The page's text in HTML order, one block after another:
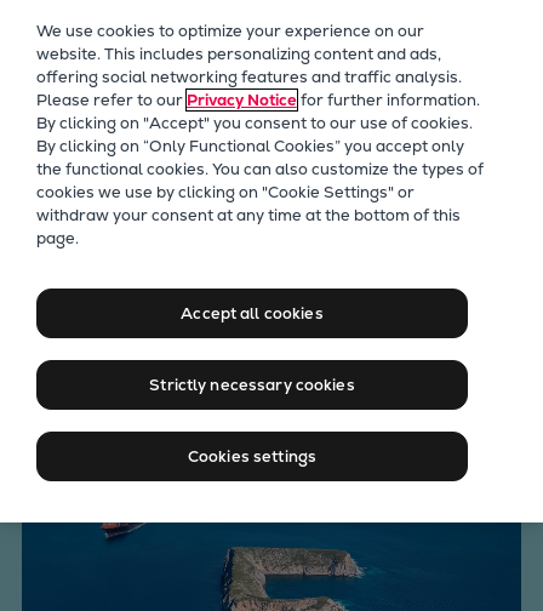
Zukunftstechnologien
Nachrüstungen
Zukunftskraftstoffe
Wärmepumpen
Kohlenstoffabscheidung
Digitalisierung
Company
Digital Center
Press & Media
Discover stories
Locationfinder
Modernisierung bestehender Anlagen
Retrofit- und
Dekarbonisierungslösungen,
vom Originalhersteller
We use cookies to optimize your experience on our
website. This includes personalizing content and ads,
offering social networking features and traffic analysis.
Please refer to our Privacy Noticefor further information.
By clicking on "Accept" you consent to our use of cookies.
By clicking on “Only Functional Cookies” you accept only
the functional cookies. You can also customize the types of
cookies we use by clicking on "Cookie Settings" or
withdraw your consent at any time at the bottom of this
page.
Accept all cookies
Strictly necessary cookies
Cookies settings